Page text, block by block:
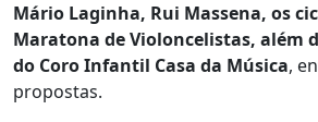
Mário Laginha, Rui Massena, os
Maratona de Violoncelistas, além
do Coro Infantil Casa da Música,
propostas.